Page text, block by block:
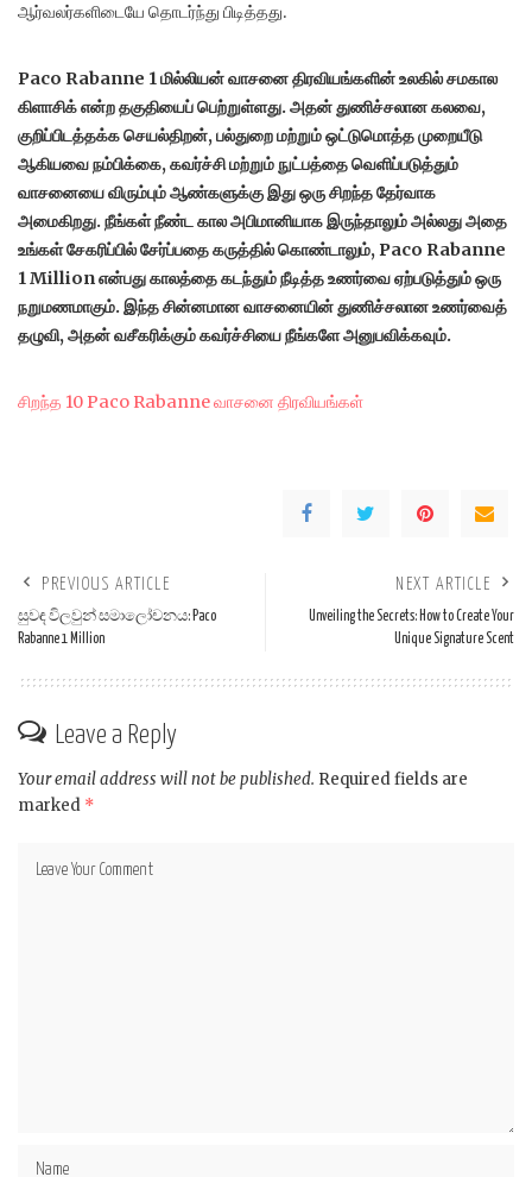
ஆர்வலர்களிடையே தொடர்ந்து பிடித்தது.
Paco Rabanne 1 மில்லியன் வாசனை திரவியங்களின் உலகில் சமகால
கிளாசிக் என்ற தகுதியைப் பெற்றுள்ளது. அதன் துணிச்சலான கலவை,
குறிப்பிடத்தக்க செயல்திறன், பல்துறை மற்றும் ஒட்டுமொத்த முறையீடு
ஆகியவை நம்பிக்கை, கவர்ச்சி மற்றும் நுட்பத்தை வெளிப்படுத்தும்
வாசனையை விரும்பும் ஆண்களுக்கு இது ஒரு சிறந்த தேர்வாக
அமைகிறது. நீங்கள் நீண்ட கால அபிமானியாக இருந்தாலும் அல்லது அதை
உங்கள் சேகரிப்பில் சேர்ப்பதை கருத்தில் கொண்டாலும், Paco Rabanne
1 Million என்பது காலத்தை கடந்தும் நீடித்த உணர்வை ஏற்படுத்தும் ஒரு
நறுமணமாகும். இந்த சின்னமான வாசனையின் துணிச்சலான உணர்வைத்
தழுவி, அதன் வசீகரிக்கும் கவர்ச்சியை நீங்களே அனுபவிக்கவும்.
சிறந்த 10 Paco Rabanne வாசனை திரவியங்கள்
PREVIOUS ARTICLE
සුවඳ විලවුන් සමාලෝචනය: Paco
Rabanne 1 Million
NEXT ARTICLE
Unveiling the Secrets: How to Create Your
Unique Signature Scent
Leave a Reply
Your email address will not be published. Required fields are
marked *